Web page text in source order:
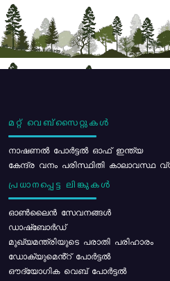
മറ്റ് വെബ്സൈറ്റുകൾ
നാഷണൽ പോർട്ടൽ ഓഫ് ഇന്ത്യ
കേന്ദ്ര വനം പരിസ്ഥിതി കാലാവസ്ഥ
പ്രധാനപ്പെട്ട ലിങ്കുകൾ
ഓൺലൈൻ സേവനങ്ങൾ
ഡാഷ്ബോർഡ്
മുഖ്യമന്ത്രിയുടെ പരാതി പരിഹാരം
ഡോക്യുമെൻ്റ് പോർട്ടൽ
ഔദ്യോഗിക വെബ് പോർട്ടൽ